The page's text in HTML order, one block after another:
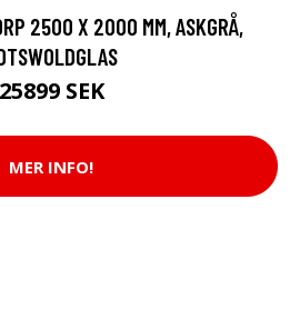
2500 X 2000 MM, ASKGRÅ,
25899 SEK
MER INFO!